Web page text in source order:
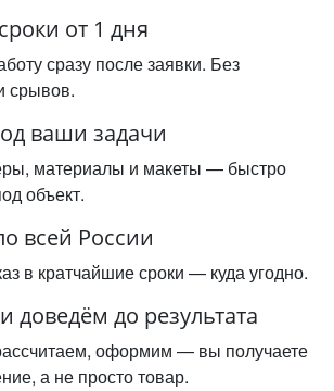
от 1 дня
сразу после заявки. Без
срывов.
ваши задачи
материалы и макеты — быстро
объект.
всей России
в кратчайшие сроки — куда угодно.
до результата
оформим — вы получаете
а не просто товар.